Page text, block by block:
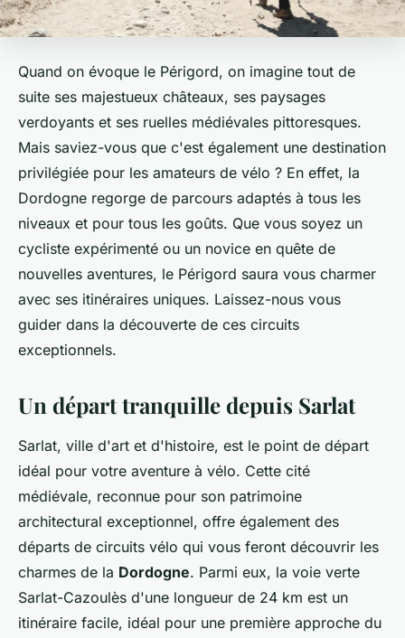
Quand on évoque le Périgord, on imagine tout de
suite ses majestueux châteaux, ses paysages
verdoyants et ses ruelles médiévales pittoresques.
Mais saviez-vous que c'est également une destination
privilégiée pour les amateurs de vélo ? En effet, la
Dordogne regorge de parcours adaptés à tous les
niveaux et pour tous les goûts. Que vous soyez un
cycliste expérimenté ou un novice en quête de
nouvelles aventures, le Périgord saura vous charmer
avec ses itinéraires uniques. Laissez-nous vous
guider dans la découverte de ces circuits
exceptionnels.
Un départ tranquille depuis Sarlat
Sarlat, ville d'art et d'histoire, est le point de départ
idéal pour votre aventure à vélo. Cette cité
médiévale, reconnue pour son patrimoine
architectural exceptionnel, offre également des
départs de circuits vélo qui vous feront découvrir les
charmes de la Dordogne. Parmi eux, la voie verte
Sarlat-Cazoulès d'une longueur de 24 km est un
itinéraire facile, idéal pour une première approche du